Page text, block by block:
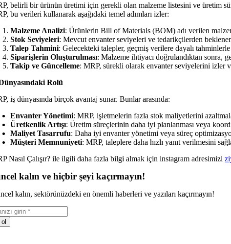
belirli bir ürünün üretimi için gerekli olan malzeme listesini ve üretim
bu verileri kullanarak aşağıdaki temel adımları izler:
Malzeme Analizi: Ürünlerin Bill of Materials (BOM) adı verilen
Stok Seviyeleri: Mevcut envanter seviyeleri ve tedarikçilerden
Talep Tahmini: Gelecekteki talepler, geçmiş verilere dayalı
Siparişlerin Oluşturulması: Malzeme ihtiyacı doğrulandıktan sonra,
Takip ve Güncelleme: MRP, sürekli olarak envanter seviyelerini izler
Rolü
iş dünyasında birçok avantaj sunar. Bunlar arasında:
Envanter Yönetimi: MRP, işletmelerin fazla stok maliyetlerini
Üretkenlik Artışı: Üretim süreçlerinin daha iyi planlanması veya
Maliyet Tasarrufu: Daha iyi envanter yönetimi veya süreç
Müşteri Memnuniyeti: MRP, taleplere daha hızlı yanıt verilmesini
Nasıl Çalışır? ile ilgili daha fazla bilgi almak için instagram adresimizi
kalın ve hiçbir şeyi kaçırmayın!
kalın, sektörünüzdeki en önemli haberleri ve yazıları kaçırmayın!